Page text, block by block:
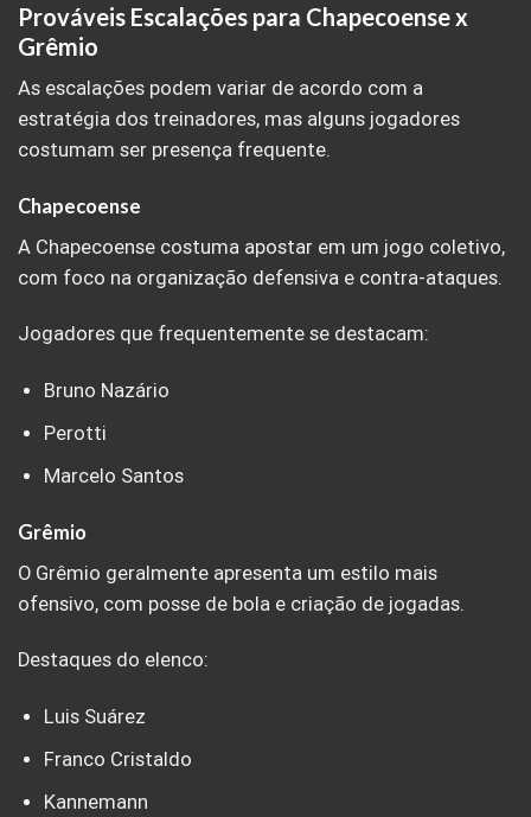
Prováveis Escalações para Chapecoense x
Grêmio
As escalações podem variar de acordo com a
estratégia dos treinadores, mas alguns jogadores
costumam ser presença frequente.
Chapecoense
A Chapecoense costuma apostar em um jogo coletivo,
com foco na organização defensiva e contra-ataques.
Jogadores que frequentemente se destacam:
Bruno Nazário
Perotti
Marcelo Santos
Grêmio
O Grêmio geralmente apresenta um estilo mais
ofensivo, com posse de bola e criação de jogadas.
Destaques do elenco:
Luis Suárez
Franco Cristaldo
Kannemann